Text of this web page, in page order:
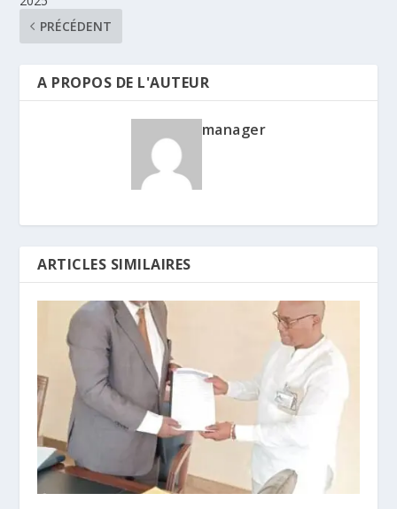
PRÉCÉDENT
A PROPOS DE L'AUTEUR
manager
ARTICLES SIMILAIRES